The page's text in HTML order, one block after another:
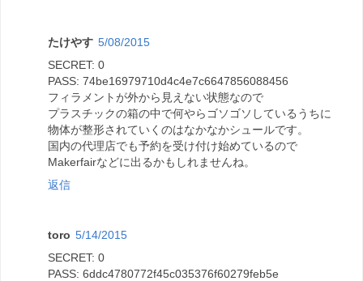
たけやす 5/08/2015
SECRET: 0
PASS: 74be16979710d4c4e7c6647856088456
フィラメントが外から見えない状態なので
プラスチックの箱の中で何やらゴソゴソしているうちに
物体が整形されていくのはなかなかシュールです。
国内の代理店でも予約を受け付け始めているので
Makerfairなどに出るかもしれませんね。
返信
toro 5/14/2015
SECRET: 0
PASS: 6ddc4780772f45c035376f60279feb5e